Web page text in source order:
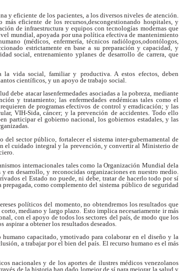
y eficiente de los pacientes, a los diversos niveles de atención.
eficiente de los recursos,descongestionando hospitales, y
de infraestructura y equipos con tecnologías modernas que
mundial, apoyada por una política efectiva de mantenimiento
(médicos, enfermería, técnicos radiólogos,odontólogos,
estrictamente en base a su preparación y capacidad,
y
social, entrenamiento yplanes de desarrollo de carrera, que
la vida social, familiar y productiva. A estos efectos, deben
científicos, y un apoyo de trabajo social.
debe atacar lasenfermedades asociadas a la pobreza, mediante
y tratamiento; las enfermedades endémicas tales como el
de programas efectivos de control y erradicación; y las
VIH-Sida, cáncer; y la prevención de accidentes. Todo ello
participar el gobierno nacional, los gobiernos estadales, y las
del sector público,
fortalecer el sistema inter-gubernamental de
el cuidado integral y la prevención, y convertir al Ministerio de
internacionales tales como la Organización Mundial dela
y en desarrollo, y reconocidas organizaciones en nuestro medio.
el Estado no puede, ni debe, tratar de hacerlo todo por sí
prepagada, como complemento del sistema público de seguridad
políticos del momento, no obtendremos los resultados que
mediano y largo plazo.
Esto implica necesariamente ir más
con el apoyo de todos los sectores del país, de modo que los
aspirar a obtener los resultados deseados.
humano capacitado, ymotivado para colaborar en el diseño y la
a trabajar por el bien del país. El recurso humano es el más
nacionales y de los aportes de ilustres médicos venezolanos
de la historia han dado lomejor de sí para mejorar la salud y